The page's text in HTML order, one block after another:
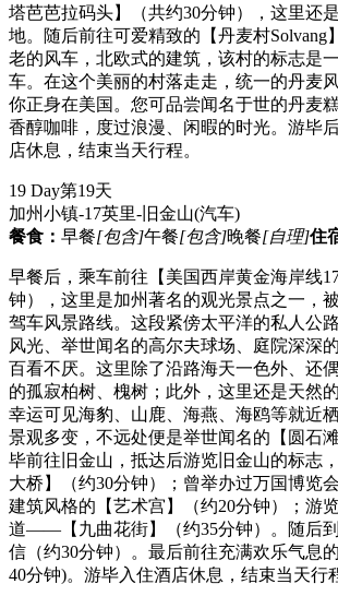
塔芭芭拉码头】（共约30分钟），这里还
地。随后前往可爱精致的【丹麦村Solvang
老的风车，北欧式的建筑，该村的标志是
车。在这个美丽的村落走走，统一的丹麦
你正身在美国。您可品尝闻名于世的丹麦
香醇咖啡，度过浪漫、闲暇的时光。游毕
店休息，结束当天行程。
19 Day第19天
加州小镇-17英里-旧金山(汽车)
餐食： 早餐[包含]午餐[包含]晚餐[自理]住
早餐后，乘车前往【美国西岸黄金海岸线
钟），这里是加州著名的观光景点之一，
驾车风景路线。这段紧傍太平洋的私人公
风光、举世闻名的高尔夫球场、庭院深深
百看不厌。这里除了沿路海天一色外、还
的孤寂柏树、槐树；此外，这里还是天然
幸运可见海豹、山鹿、海燕、海鸥等就近
景观多变，不远处便是举世闻名的【圆石
毕前往旧金山，抵达后游览旧金山的标志
大桥】（约30分钟）；曾举办过万国博览
建筑风格的【艺术宫】（约20分钟）；游
道——【九曲花街】（约35分钟）。随后
信（约30分钟）。最后前往充满欢乐气息
40分钟)。游毕入住酒店休息，结束当天行